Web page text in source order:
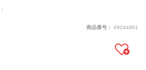
商品番号： 69244861